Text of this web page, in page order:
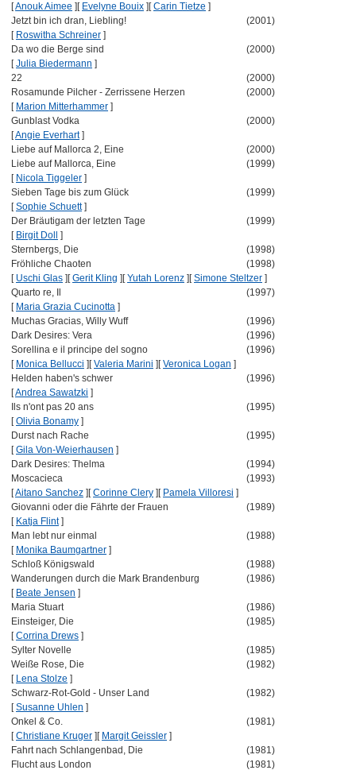
[Anouk Aimee ] [ Evelyne Bouix ] [Carin Tietze ]
Jetzt bin ich dran, Liebling!
(2001)
[ Roswitha Schreiner ]
Da wo die Berge sind
(2000)
[Julia Biedermann ]
22
(2000)
Rosamunde Pilcher - Zerrissene Herzen
(2000)
[ Marion Mitterhammer ]
Gunblast Vodka
(2000)
[Angie Everhart]
Liebe auf Mallorca 2, Eine
(2000)
Liebe auf Mallorca, Eine
(1999)
[ Nicola Tiggeler ]
Sieben Tage bis zum Glück
(1999)
[Sophie Schuett]
Der Bräutigam der letzten Tage
(1999)
[ Birgit Doll
]
Sternbergs, Die
(1998)
Fröhliche Chaoten
(1998)
[ Uschi Glas ] [Gerit Kling ] [Yutah Lorenz ] [Simone Steltzer ]
Quarto re, Il
(1997)
[ Maria Grazia Cucinotta ]
Muchas Gracias, Willy Wuff
(1996)
Dark Desires: Vera
(1996)
Sorellina e il principe del sogno
(1996)
[ Monica Bellucci ] [Valeria Marini ] [Veronica Logan ]
Helden haben's schwer
(1996)
[Andrea Sawatzki ]
Ils n'ont pas 20 ans
(1995)
[Olivia Bonamy ]
Durst nach Rache
(1995)
[Gila Von-Weierhausen ]
Dark Desires: Thelma
(1994)
Moscacieca
(1993)
[Aitano Sanchez ] [Corinne Clery ] [ Pamela Villoresi ]
Giovanni oder die Fährte der Frauen
(1989)
[ Katja Flint]
Man lebt nur einmal
(1988)
[ Monika Baumgartner ]
Schloß Königswald
(1988)
Wanderungen durch die Mark Brandenburg
(1986)
[ Beate Jensen ]
Maria Stuart
(1986)
Einsteiger, Die
(1985)
[Corrina Drews ]
Sylter Novelle
(1985)
Weiße Rose, Die
(1982)
[ Lena Stolze ]
Schwarz-Rot-Gold - Unser Land
(1982)
[Susanne Uhlen ]
Onkel & Co.
(1981)
[Christiane Kruger ] [ Margit Geissler ]
Fahrt nach Schlangenbad, Die
(1981)
Flucht aus London
(1981)